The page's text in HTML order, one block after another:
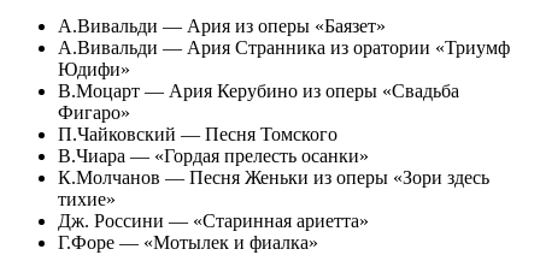
А.Вивальди — Ария из оперы «Баязет»
А.Вивальди — Ария Странника из оратории «Триумф
Юдифи»
В.Моцарт — Ария Керубино из оперы «Свадьба
Фигаро»
П.Чайковский — Песня Томского
В.Чиара — «Гордая прелесть осанки»
К.Молчанов — Песня Женьки из оперы «Зори здесь
тихие»
Дж. Россини — «Старинная ариетта»
Г.Форе — «Мотылек и фиалка»